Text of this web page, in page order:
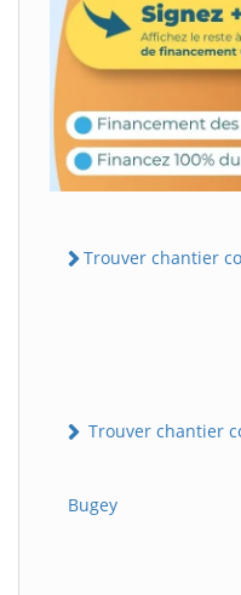
Trouver chantier
Trouver chantier
Bugey